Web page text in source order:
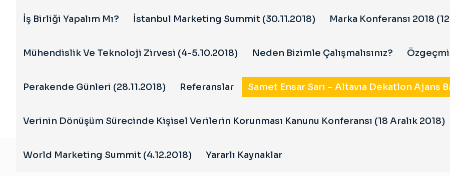
İş Birliği Yapalım Mı? İstanbul Marketing Summit (30.11.2018) Marka Konferansı 2018
Mühendislik Ve Teknoloji Zirvesi (4-5.10.2018) Neden Bizimle Çalışmalısınız?
Perakende Günleri (28.11.2018) Referanslar Samet Ensar Sarı – Altavıa Dekatlon Ajans
Verinin Dönüşüm Sürecinde Kişisel Verilerin Korunması Kanunu Konferansı (18 Aralık 2018)
World Marketing Summit (4.12.2018) Yararlı Kaynaklar